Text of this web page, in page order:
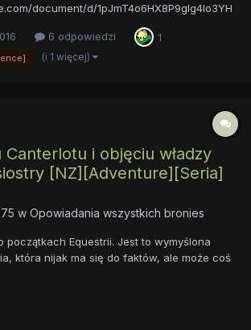
document/d/1pJmT4o6HX8P9gIg4lo3YH
6 odpowiedzi 1
(i 1 więcej)
Canterlotu i objęciu władzy
[NZ][Adventure][Seria]
w Opowiadania wszystkich bronies
początkach Equestrii. Jest to wymyślona
która nijak ma się do faktów, ale może coś
document/d/1l1WpAD7MJW3purO
pub?embedded=true">